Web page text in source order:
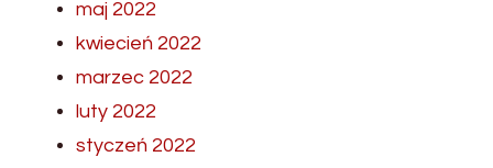
maj 2022
kwiecień 2022
marzec 2022
luty 2022
styczeń 2022